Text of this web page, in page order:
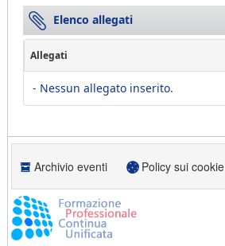
Elenco allegati
Allegati
- Nessun allegato inserito.
Archivio eventi Policy sui cookie